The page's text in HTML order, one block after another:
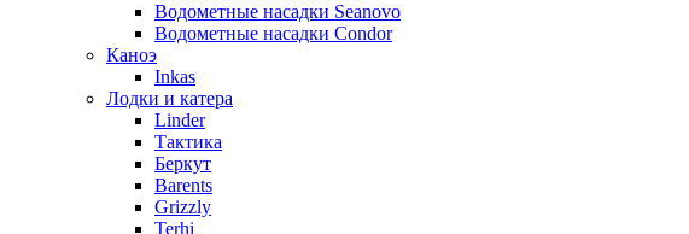
Водометные насадки Seanovo
Водометные насадки Condor
Каноэ
Inkas
Лодки и катера
Linder
Тактика
Беркут
Barents
Grizzly
Terhi